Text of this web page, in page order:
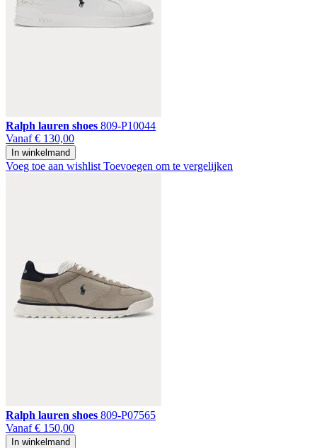
Ralph lauren shoes 809-P10044
Vanaf € 130,00
In winkelmand
Voeg toe aan wishlist Toevoegen om te vergelijken
Ralph lauren shoes 809-P07565
Vanaf € 150,00
In winkelmand